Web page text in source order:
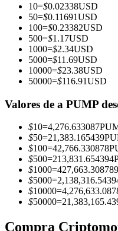
Conviértete en un
Disfruta del reparto de
Información
Análisis de big data
10=$0.02338USD
50=$0.11691USD
100=$0.23382USD
500=$1.17USD
1000=$2.34USD
5000=$11.69USD
10000=$23.38USD
50000=$116.91USD
Valores de a PUMP
$10=4,276.633087
$50=21,383.165439
$100=42,766.330878
$500=213,831.654394
$1000=427,663.308789
$5000=
$10000=
$50000=
Compra